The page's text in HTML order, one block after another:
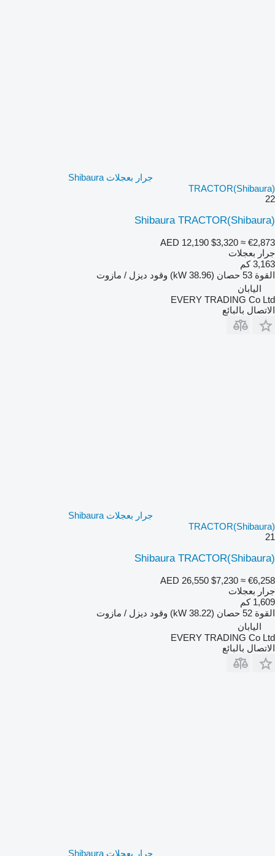
جرار بعجلات Shibaura
TRACTOR(Shibaura)
22
Shibaura TRACTOR(Shibaura)
AED 12,190 $3,320 ≈ €2,873
جرار بعجلات
3,163 كم
القوة 53 حصان (38.96 kW) وقود ديزل / مازوت
اليابان
EVERY TRADING Co Ltd
الاتصال بالبائع
جرار بعجلات Shibaura
TRACTOR(Shibaura)
21
Shibaura TRACTOR(Shibaura)
AED 26,550 $7,230 ≈ €6,258
جرار بعجلات
1,609 كم
القوة 52 حصان (38.22 kW) وقود ديزل / مازوت
اليابان
EVERY TRADING Co Ltd
الاتصال بالبائع
جرار بعجلات Shibaura